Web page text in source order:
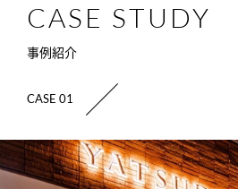
CASE STUDY
事例紹介
CASE 01